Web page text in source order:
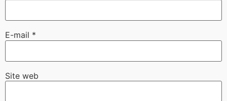
E-mail *
Site web